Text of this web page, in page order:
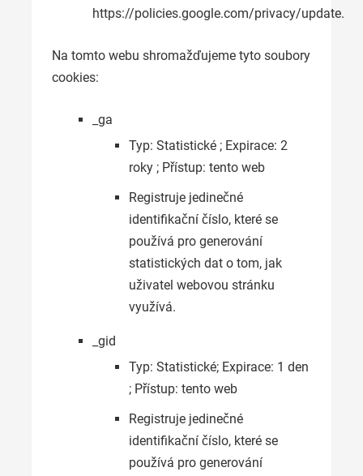
https://policies.google.com/privacy/update.
Na tomto webu shromažďujeme tyto soubory
cookies:
_ga
Typ: Statistické ; Expirace: 2
roky ; Přístup: tento web
Registruje jedinečné
identifikační číslo, které se
používá pro generování
statistických dat o tom, jak
uživatel webovou stránku
využívá.
_gid
Typ: Statistické; Expirace: 1 den
; Přístup: tento web
Registruje jedinečné
identifikační číslo, které se
používá pro generování